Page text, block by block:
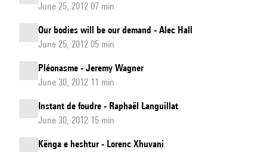
June 25, 2012 07 min
Our bodies will be our demand - Alec Hall
June 25, 2012 05 min
Pléonasme - Jeremy Wagner
June 30, 2012 11 min
Instant de foudre - Raphaël Languillat
June 30, 2012 15 min
Kënga e heshtur - Lorenc Xhuvani